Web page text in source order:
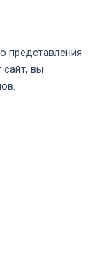
представления
сайт, вы